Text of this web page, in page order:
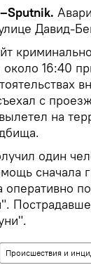
Давид-
16:40
с
на
один
сначала
оперативно
Происшествия и